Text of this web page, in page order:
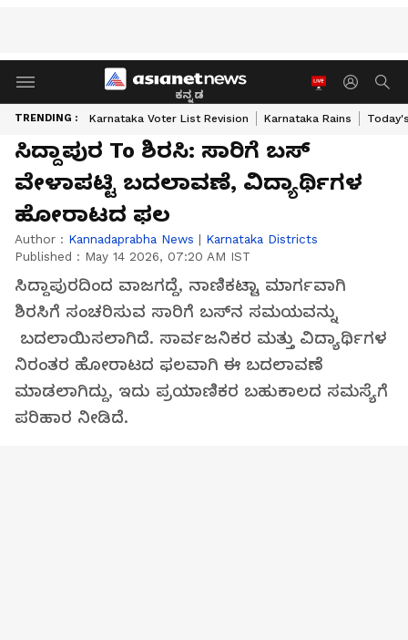
ಕನ್ನಡ
TRENDING : Karnataka Voter List Revision Karnataka Rains
ಸಿದ್ದಾಪುರ To ಶಿರಸಿ: ಸಾರಿಗೆ ಬಸ್
ವೇಳಾಪಟ್ಟಿ ಬದಲಾವಣೆ, ವಿದ್ಯಾರ್ಥಿಗಳ
ಹೋರಾಟದ ಫಲ
Author : Kannadaprabha News | Karnataka Districts
Published : May 14 2026, 07:20 AM IST
ಸಿದ್ದಾಪುರದಿಂದ ವಾಜಗದ್ದೆ, ನಾಣಿಕಟ್ಟಾ ಮಾರ್ಗವಾಗಿ
ಶಿರಸಿಗೆ ಸಂಚರಿಸುವ ಸಾರಿಗೆ ಬಸ್‌ನ ಸಮಯವನ್ನು
ಬದಲಾಯಿಸಲಾಗಿದೆ. ಸಾರ್ವಜನಿಕರ ಮತ್ತು ವಿದ್ಯಾರ್ಥಿಗಳ
ನಿರಂತರ ಹೋರಾಟದ ಫಲವಾಗಿ ಈ ಬದಲಾವಣೆ
ಮಾಡಲಾಗಿದ್ದು, ಇದು ಪ್ರಯಾಣಿಕರ ಬಹುಕಾಲದ ಸಮಸ್ಯೆಗೆ
ಪರಿಹಾರ ನೀಡಿದೆ.